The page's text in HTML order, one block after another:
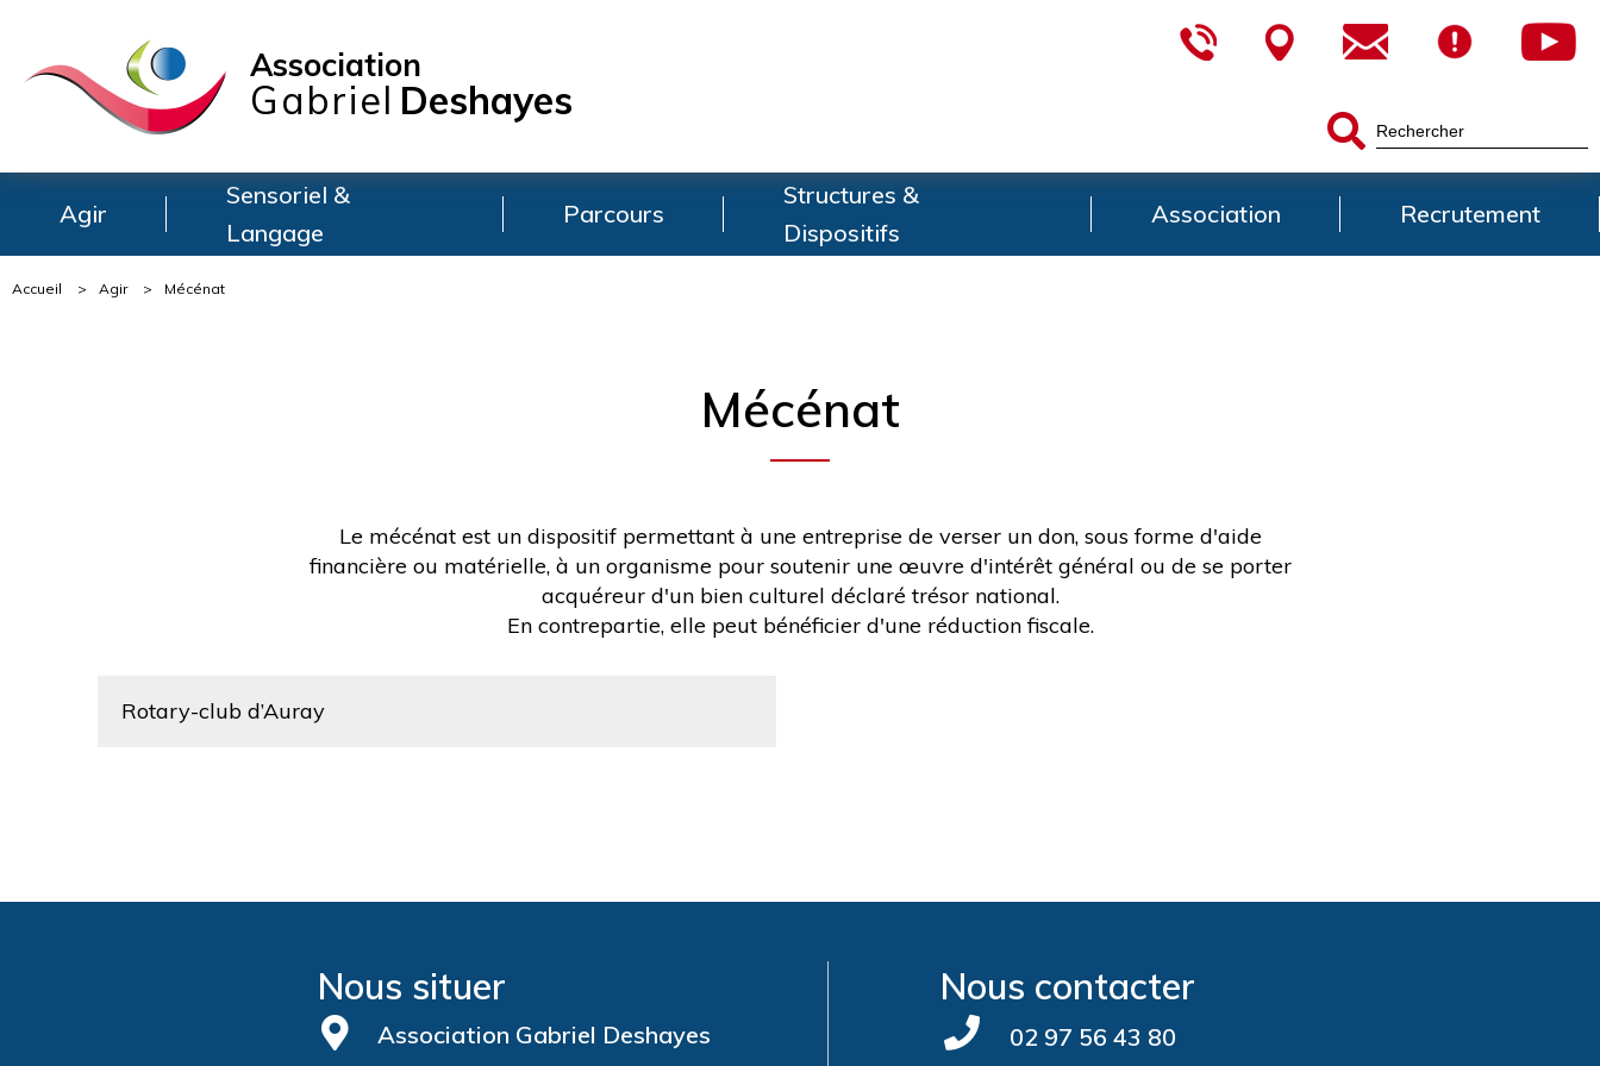
Association
Gabriel Deshayes
Agir
Sensoriel &
Langage
Parcours
Structures &
Dispositifs
Association Recrutement
Accueil > Agir > Mécénat
Mécénat
Le mécénat est un dispositif permettant à une entreprise de verser un don, sous forme d'aide
financière ou matérielle, à un organisme pour soutenir une œuvre d'intérêt général ou de se porter
acquéreur d'un bien culturel déclaré trésor national.
En contrepartie, elle peut bénéficier d'une réduction fiscale.
Rotary-club d’Auray
Nous situer
Association Gabriel Deshayes
Nous contacter
02 97 56 43 80